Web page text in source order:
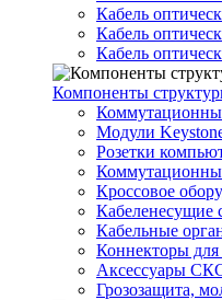
Кабель
Кабель
Кабель
Компоненты
Модули
Розетки
Кроссовое
Кабеленесущие
Кабельные
Коннекторы для
Аксессуары
Грозозащита,